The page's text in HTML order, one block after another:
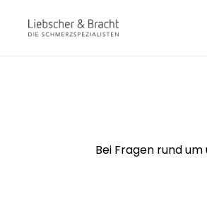
Bei Fragen rund